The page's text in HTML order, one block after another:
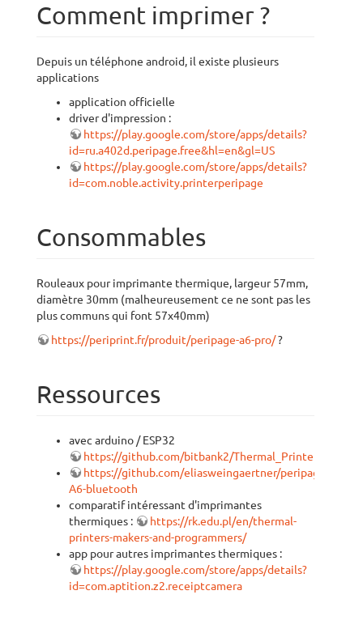
Comment imprimer ?
Depuis un téléphone android, il existe plusieurs
applications
application officielle
driver d'impression :
https://play.google.com/store/apps/details?
id=ru.a402d.peripage.free&hl=en&gl=US
https://play.google.com/store/apps/details?
id=com.noble.activity.printerperipage
Consommables
Rouleaux pour imprimante thermique, largeur 57mm,
diamètre 30mm (malheureusement ce ne sont pas les
plus communs qui font 57x40mm)
https://periprint.fr/produit/peripage-a6-pro/?
Ressources
avec arduino / ESP32
https://github.com/bitbank2/Thermal_Printer
https://github.com/eliasweingaertner/peripage-
A6-bluetooth
comparatif intéressant d'imprimantes
thermiques :
https://rk.edu.pl/en/thermal-
printers-makers-and-programmers/
app pour autres imprimantes thermiques :
https://play.google.com/store/apps/details?
id=com.aptition.z2.receiptcamera